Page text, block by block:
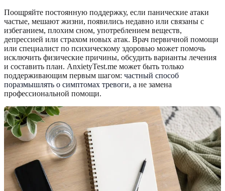
Поощряйте постоянную поддержку, если панические атаки
частые, мешают жизни, появились недавно или связаны с
избеганием, плохим сном, употреблением веществ,
депрессией или страхом новых атак. Врач первичной помощи
или специалист по психическому здоровью может помочь
исключить физические причины, обсудить варианты лечения
и составить план. AnxietyTest.me может быть только
поддерживающим первым шагом: частный способ
поразмышлять о симптомах тревоги, а не замена
профессиональной помощи.